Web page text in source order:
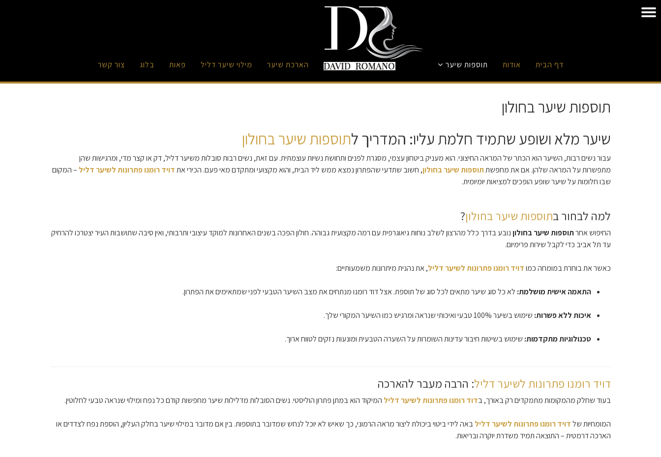
דף הבית אודות תוספות שיער הארכת שיער מילוי שיער דליל פאות בלוג צור קשר
תוספות שיער בחולון
שיער מלא ושופע שתמיד חלמת עליו: המדריך לתוספות שיער בחולון
עבור נשים רבות, השיער הוא הכתר של המראה החיצוני. הוא מעניק ביטחון עצמי, מסגרת לפנים ותחושת נשיות עוצמתית. עם זאת, נשים רבות סובלות משיער דליל, דק או קצר מדי, ומרגישות שהן
מתפשרות על המראה שלהן. אם את מחפשתתוספות שיער בחולון, חשוב שתדעי שהפתרון נמצא ממש ליד הבית, והוא מקצועי ומתקדם מאי פעם. הכירי אתדויד רומנו פתרונות לשיער דליל – המקום
שבו חלומות על שיער שופע הופכים למציאות יומיומית.
למה לבחור בתוספות שיער בחולון?
החיפוש אחרתוספות שיער בחולוןנובע בדרך כלל מהרצון לשלב נוחות גיאוגרפית עם רמה מקצועית גבוהה. חולון הפכה בשנים האחרונות למוקד עיצובי ותרבותי, ואין סיבה שתושבות העיר יצטרכו להרחיק
עד תל אביב כדי לקבל שירות פרימיום.
כאשר את בוחרת במומחה כמודויד רומנו פתרונות לשיער דליל, את נהנית מיתרונות משמעותיים:
התאמה אישית מושלמת: לא כל סוג שיער מתאים לכל סוג של תוספת. אצל דוד רומנו מנתחים את מצב השיער הטבעי לפני שמתאימים את הפתרון.
איכות ללא פשרות: שימוש בשיער 100% טבעי ואיכותי שנראה ומרגיש כמו השיער המקורי שלך.
טכנולוגיות מתקדמות: שימוש בשיטות חיבור עדינות השומרות על השערה הטבעית ומונעות נזקים לטווח ארוך.
דויד רומנו פתרונות לשיער דליל: הרבה מעבר להארכה
בעוד שחלק מהמקומות מתמקדים רק באורך, בדוד רומנו פתרונות לשיער דליל המיקוד הוא במתן פתרון הוליסטי. נשים הסובלות מדלילות שיער מחפשות קודם כל נפח ומילוי שנראה טבעי לחלוטין.
המומחיות שלדויד רומנו פתרונות לשיער דלילבאה לידי ביטוי ביכולת ליצור מראה הרמוני, כך שאיש לא יוכל לנחש שמדובר בתוספות. בין אם מדובר במילוי שיער בחלק העליון, הוספת נפח לצדדים או
הארכה דרמטית – התוצאה תמיד משדרת יוקרה ובריאות.